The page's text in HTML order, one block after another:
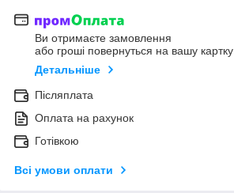
Ви отримаєте замовлення
або гроші повернуться на вашу картку
Детальніше
Післяплата
Оплата на рахунок
Готівкою
Всі умови оплати